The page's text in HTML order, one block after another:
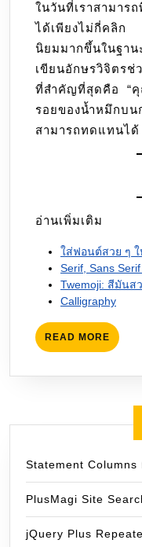
ในวันที่เราสามาร
ได้เพียงไม่กี่คลิก
นิยมมากขึ้นในฐาน
เขียนอักษรวิจิตรช่
ที่สำคัญที่สุดคือ “คุ
รอยของน้ำหมึกบ
สามารถทดแทนได้
อ่านเพิ่มเติม
ใส่ฟอนต์สวย ๆ ใ
Serif, Sans
Twemoji: สีมันส
Calligraphy
READ MORE READ
MORE
Statement Columns
PlusMagi Site
jQuery Plus